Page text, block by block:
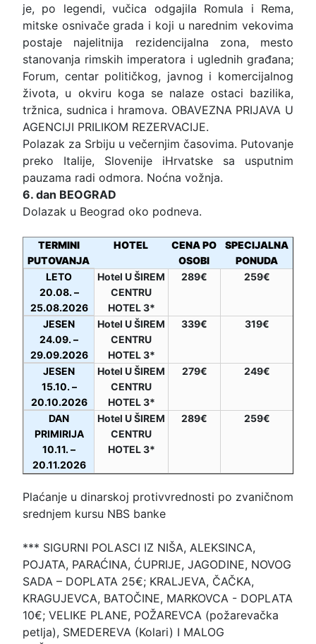
je, po legendi, vučica odgajila Romula i Rema,
mitske osnivače grada i koji u narednim vekovima
postaje najelitnija rezidencijalna zona, mesto
stanovanja rimskih imperatora i uglednih građana;
Forum, centar političkog, javnog i komercijalnog
života, u okviru koga se nalaze ostaci bazilika,
tržnica, sudnica i hramova. OBAVEZNA PRIJAVA U
AGENCIJI PRILIKOM REZERVACIJE.
Polazak za Srbiju u večernjim časovima. Putovanje
preko Italije, Slovenije iHrvatske sa usputnim
pauzama radi odmora. Noćna vožnja.
6. dan BEOGRAD
Dolazak u Beograd oko podneva.
TERMINI
PUTOVANJA
HOTEL
CENA PO
OSOBI
SPECIJALNA
PONUDA
LETO
20.08. –
25.08.2026
Hotel U ŠIREM
CENTRU
HOTEL 3*
289€ 259€
JESEN
24.09. –
29.09.2026
Hotel U ŠIREM
CENTRU
HOTEL 3*
339€ 319€
JESEN
15.10. –
20.10.2026
Hotel U ŠIREM
CENTRU
HOTEL 3*
279€ 249€
DAN
PRIMIRIJA
10.11. –
20.11.2026
Hotel U ŠIREM
CENTRU
HOTEL 3*
289€ 259€
Plaćanje u dinarskoj protivvrednosti po zvaničnom
srednjem kursu NBS banke
*** SIGURNI POLASCI IZ NIŠA, ALEKSINCA,
POJATA, PARAĆINA, ĆUPRIJE, JAGODINE, NOVOG
SADA – DOPLATA 25€; KRALJEVA, ČAČKA,
KRAGUJEVCA, BATOČINE, MARKOVCA - DOPLATA
10€; VELIKE PLANE, POŽAREVCA (požarevačka
petlja), SMEDEREVA (Kolari) I MALOG